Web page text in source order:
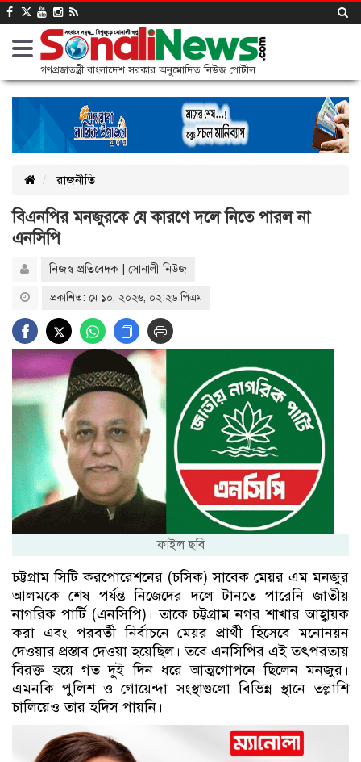
গণপ্রজাতন্ত্রী বাংলাদেশ সরকার অনুমোদিত নিউজ পোর্টাল
রাজনীতি
বিএনপির মনজুরকে যে কারণে দলে নিতে পারল না
এনসিপি
নিজস্ব প্রতিবেদক | সোনালী নিউজ
প্রকাশিত: মে ১০, ২০২৬, ০২:২৬ পিএম
ফাইল ছবি
চট্টগ্রাম সিটি করপোরেশনের (চসিক) সাবেক মেয়র এম মনজুর
আলমকে শেষ পর্যন্ত নিজেদের দলে টানতে পারেনি জাতীয়
নাগরিক পার্টি (এনসিপি)। তাকে চট্টগ্রাম নগর শাখার আহ্বায়ক
করা এবং পরবর্তী নির্বাচনে মেয়র প্রার্থী হিসেবে মনোনয়ন
দেওয়ার প্রস্তাব দেওয়া হয়েছিল। তবে এনসিপির এই তৎপরতায়
বিরক্ত হয়ে গত দুই দিন ধরে আত্মগোপনে ছিলেন মনজুর।
এমনকি পুলিশ ও গোয়েন্দা সংস্থাগুলো বিভিন্ন স্থানে তল্লাশি
চালিয়েও তার হদিস পায়নি।